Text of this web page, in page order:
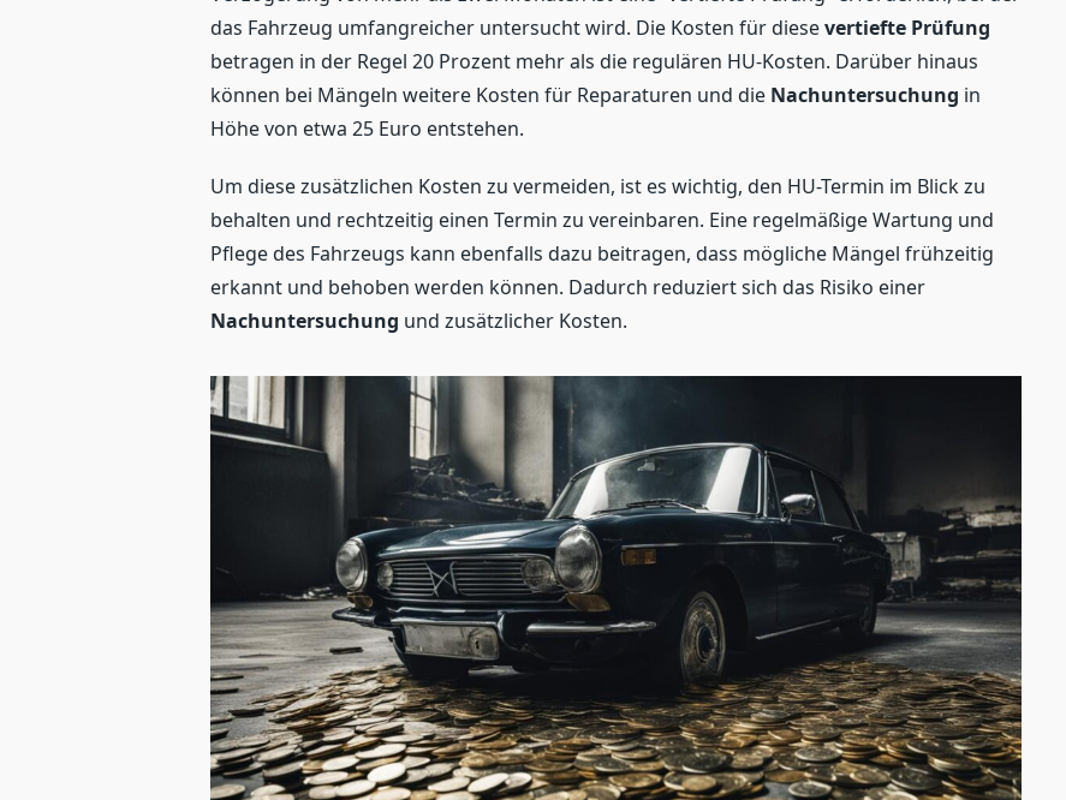
das Fahrzeug umfangreicher untersucht wird. Die Kosten für diesevertiefte Prüfung
betragen in der Regel 20 Prozent mehr als die regulären HU-Kosten. Darüber hinaus
können bei Mängeln weitere Kosten für Reparaturen und die Nachuntersuchung in
Höhe von etwa 25 Euro entstehen.
Um diese zusätzlichen Kosten zu vermeiden, ist es wichtig, den HU-Termin im Blick zu
behalten und rechtzeitig einen Termin zu vereinbaren. Eine regelmäßige Wartung und
Pflege des Fahrzeugs kann ebenfalls dazu beitragen, dass mögliche Mängel frühzeitig
erkannt und behoben werden können. Dadurch reduziert sich das Risiko einer
Nachuntersuchung und zusätzlicher Kosten.